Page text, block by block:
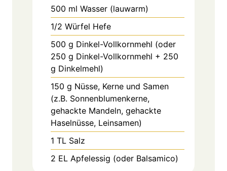
500 ml Wasser (lauwarm)
1/2 Würfel Hefe
500 g Dinkel-Vollkornmehl (oder
250 g Dinkel-Vollkornmehl + 250
g Dinkelmehl)
150 g Nüsse, Kerne und Samen
(z.B. Sonnenblumenkerne,
gehackte Mandeln, gehackte
Haselnüsse, Leinsamen)
1 TL Salz
2 EL Apfelessig (oder Balsamico)